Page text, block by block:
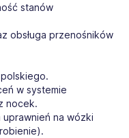
stanów
obsługa przenośników
w systemie
nocek.
na wózki